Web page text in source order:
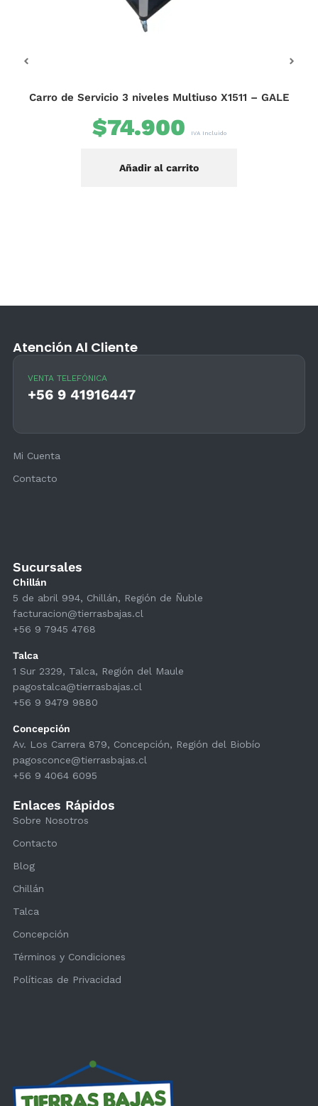
Carro de Servicio 3 niveles Multiuso X1511 – GALE
$74.900 IVA Incluido
Añadir al carrito
Sucursales
Chillán
5 de abril 994, Chillán, Región de Ñuble
facturacion@tierrasbajas.cl
+56 9 7945 4768
Talca
1 Sur 2329, Talca, Región del Maule
pagostalca@tierrasbajas.cl
+56 9 9479 9880
Concepción
Av. Los Carrera 879, Concepción, Región del Biobío
pagosconce@tierrasbajas.cl
+56 9 4064 6095
Enlaces Rápidos
Sobre Nosotros
Contacto
Blog
Chillán
Talca
Concepción
Términos y Condiciones
Políticas de Privacidad
Atención Al Cliente
VENTA TELEFÓNICA
+56 9 41916447
Mi Cuenta
Contacto